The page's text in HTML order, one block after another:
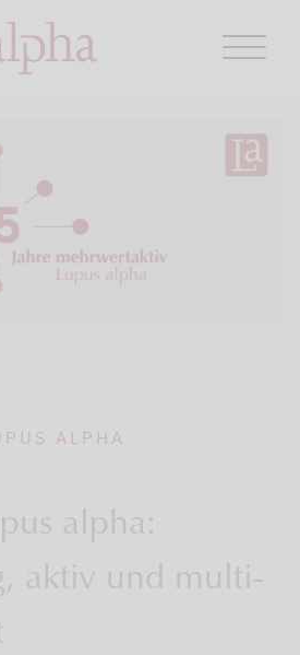
ALPHA
alpha:
aktiv und multi-